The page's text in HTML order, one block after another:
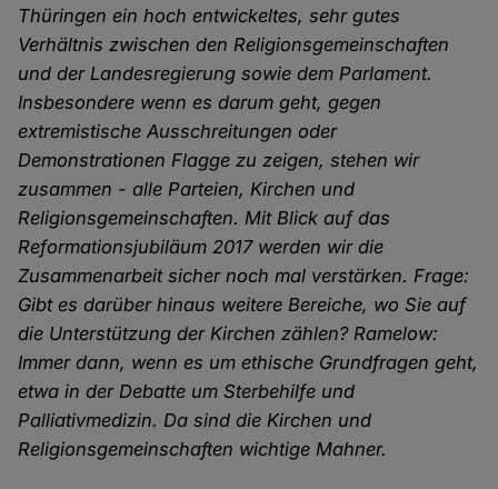
Thüringen ein hoch entwickeltes, sehr gutes
Verhältnis zwischen den Religionsgemeinschaften
und der Landesregierung sowie dem Parlament.
Insbesondere wenn es darum geht, gegen
extremistische Ausschreitungen oder
Demonstrationen Flagge zu zeigen, stehen wir
zusammen - alle Parteien, Kirchen und
Religionsgemeinschaften. Mit Blick auf das
Reformationsjubiläum 2017 werden wir die
Zusammenarbeit sicher noch mal verstärken. Frage:
Gibt es darüber hinaus weitere Bereiche, wo Sie auf
die Unterstützung der Kirchen zählen? Ramelow:
Immer dann, wenn es um ethische Grundfragen geht,
etwa in der Debatte um Sterbehilfe und
Palliativmedizin. Da sind die Kirchen und
Religionsgemeinschaften wichtige Mahner.